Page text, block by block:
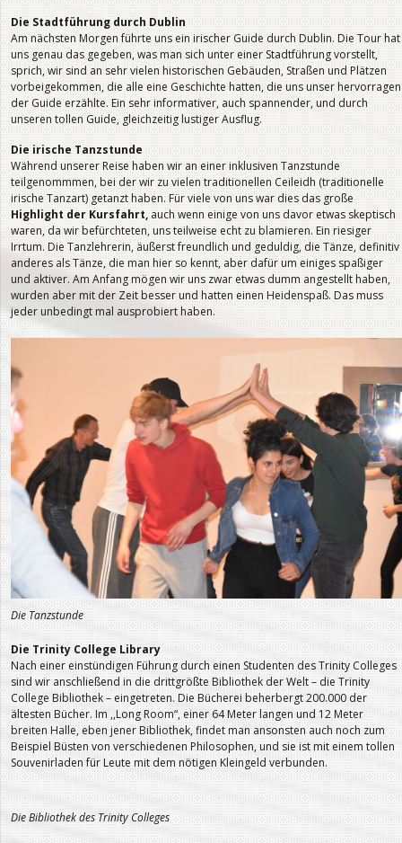
Die Stadtführung durch Dublin
Am nächsten Morgen führte uns ein irischer Guide durch Dublin. Die Tour hat
uns genau das gegeben, was man sich unter einer Stadtführung vorstellt,
sprich, wir sind an sehr vielen historischen Gebäuden, Straßen und Plätzen
vorbeigekommen, die alle eine Geschichte hatten, die uns unser hervorragen
der Guide erzählte. Ein sehr informativer, auch spannender, und durch
unseren tollen Guide, gleichzeitig lustiger Ausflug.
Die irische Tanzstunde
Während unserer Reise haben wir an einer inklusiven Tanzstunde
teilgenommmen, bei der wir zu vielen traditionellen Ceileidh (traditionelle
irische Tanzart) getanzt haben. Für viele von uns war dies das große
Highlight der Kursfahrt, auch wenn einige von uns davor etwas skeptisch
waren, da wir befürchteten, uns teilweise echt zu blamieren. Ein riesiger
Irrtum. Die Tanzlehrerin, äußerst freundlich und geduldig, die Tänze, definitiv
anderes als Tänze, die man hier so kennt, aber dafür um einiges spaßiger
und aktiver. Am Anfang mögen wir uns zwar etwas dumm angestellt haben,
wurden aber mit der Zeit besser und hatten einen Heidenspaß. Das muss
jeder unbedingt mal ausprobiert haben.
Die Tanzstunde
Die Trinity College Library
Nach einer einstündigen Führung durch einen Studenten des Trinity Colleges
sind wir anschließend in die drittgrößte Bibliothek der Welt – die Trinity
College Bibliothek – eingetreten. Die Bücherei beherbergt 200.000 der
ältesten Bücher. Im ,,Long Room“, einer 64 Meter langen und 12 Meter
breiten Halle, eben jener Bibliothek, findet man ansonsten auch noch zum
Beispiel Büsten von verschiedenen Philosophen, und sie ist mit einem tollen
Souvenirladen für Leute mit dem nötigen Kleingeld verbunden.
Die Bibliothek des Trinity Colleges